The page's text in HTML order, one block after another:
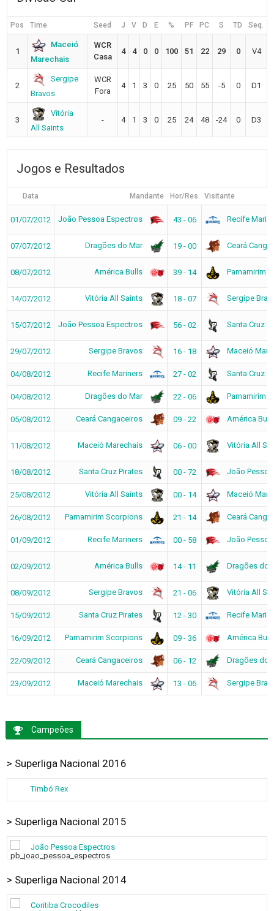
Pos Time Seed J V D E % PF PC S TD Seq.
1
Maceió
Marechais
WCR
Casa
4 4 0 0 100 51 22 29 0 V4
2
Sergipe
Bravos
WCR
Fora
4 1 3 0 25 50 55 -5 0 D1
3
Vitória
All Saints
- 4 1 3 0 25 24 48 -24 0 D3
Jogos e Resultados
Data Mandante Hor/Res Visitante
01/07/2012 João Pessoa Espectros 43 - 06 Recife
07/07/2012 Dragões do Mar 19 - 00 Ceará
08/07/2012 América Bulls 39 - 14 Parnamirim
14/07/2012 Vitória All Saints 18 - 07 Sergipe
15/07/2012 João Pessoa Espectros 56 - 02 Santa Cruz
29/07/2012 Sergipe Bravos 16 - 18 Maceió
04/08/2012 Recife Mariners 27 - 02 Santa Cruz
04/08/2012 Dragões do Mar 22 - 06 Parnamirim
05/08/2012 Ceará Cangaceiros 09 - 22 América
11/08/2012 Maceió Marechais 06 - 00 Vitória All
18/08/2012 Santa Cruz Pirates 00 - 72 João
25/08/2012 Vitória All Saints 00 - 14 Maceió
26/08/2012 Parnamirim Scorpions 21 - 14 Ceará
01/09/2012 Recife Mariners 00 - 58 João
02/09/2012 América Bulls 14 - 11 Dragões do
08/09/2012 Sergipe Bravos 21 - 06 Vitória All
15/09/2012 Santa Cruz Pirates 12 - 30 Recife
16/09/2012 Parnamirim Scorpions 09 - 36 América
22/09/2012 Ceará Cangaceiros 06 - 12 Dragões do
23/09/2012 Maceió Marechais 13 - 06 Sergipe
Campeões
> Superliga Nacional 2016
Timbó Rex
> Superliga Nacional 2015
João Pessoa Espectros
> Superliga Nacional 2014
Coritiba Crocodiles